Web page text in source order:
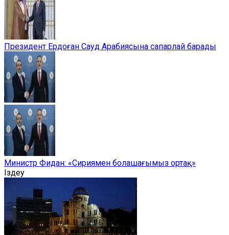
Президент Ердоған Сауд Арабиясына сапарлай барады
Министр Фидан: «Сириямен болашағымыз ортақ»
Іздеу